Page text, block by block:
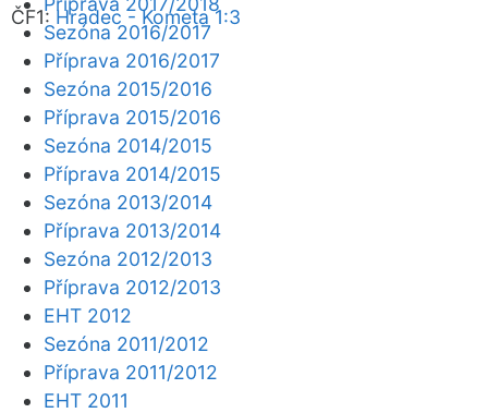
ČF1: Hradec - Kometa 1:3
Sezóna 2016/2017
Příprava 2016/2017
Sezóna 2015/2016
Příprava 2015/2016
Sezóna 2014/2015
Příprava 2014/2015
Sezóna 2013/2014
Příprava 2013/2014
Sezóna 2012/2013
Příprava 2012/2013
EHT 2012
Sezóna 2011/2012
Příprava 2011/2012
EHT 2011